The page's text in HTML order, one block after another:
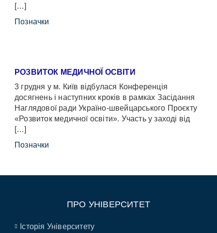
[…]
Позначки
РОЗВИТОК МЕДИЧНОЇ ОСВІТИ
3 грудня у м. Київ відбулася Конференція
досягнень і наступних кроків в рамках Засідання
Наглядової ради Україно-швейцарського Проєкту
«Розвиток медичної освіти». Участь у заході від
[…]
Позначки
ПРО УНІВЕРСИТЕТ
Історія Університету